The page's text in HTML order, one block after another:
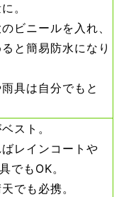
。
ビニールを入れ、
と簡易防水になり
具は自分でもと
スト。
レインコートや
でもOK。
でも必携。